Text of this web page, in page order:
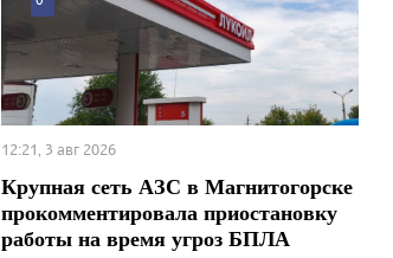
12:21, 3 авг 2026
Крупная сеть АЗС в Магнитогорске
прокомментировала приостановку
работы на время угроз БПЛА